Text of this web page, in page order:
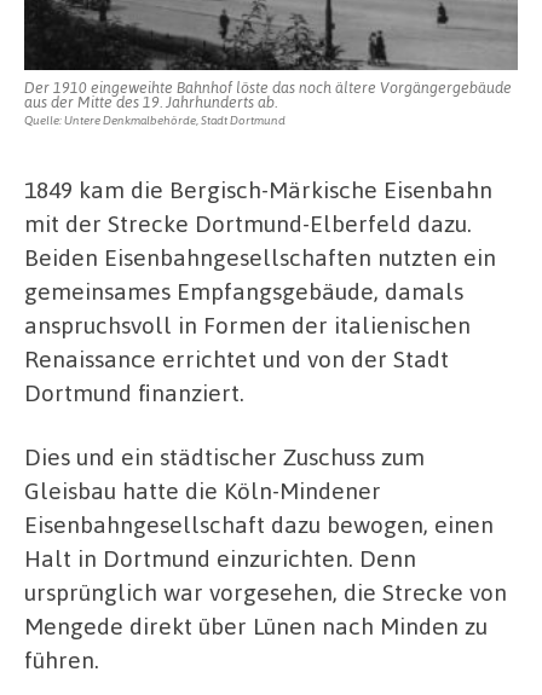
Der 1910 eingeweihte Bahnhof löste das noch ältere Vorgängergebäude
aus der Mitte des 19. Jahrhunderts ab.
Quelle: Untere Denkmalbehörde, Stadt Dortmund
1849 kam die Bergisch-Märkische Eisenbahn
mit der Strecke Dortmund-Elberfeld dazu.
Beiden Eisenbahngesellschaften nutzten ein
gemeinsames Empfangsgebäude, damals
anspruchsvoll in Formen der italienischen
Renaissance errichtet und von der Stadt
Dortmund finanziert.
Dies und ein städtischer Zuschuss zum
Gleisbau hatte die Köln-Mindener
Eisenbahngesellschaft dazu bewogen, einen
Halt in Dortmund einzurichten. Denn
ursprünglich war vorgesehen, die Strecke von
Mengede direkt über Lünen nach Minden zu
führen.